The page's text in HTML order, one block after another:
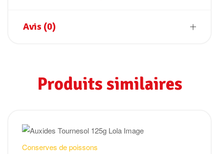
Avis (0)
Produits similaires
Conserves de poissons